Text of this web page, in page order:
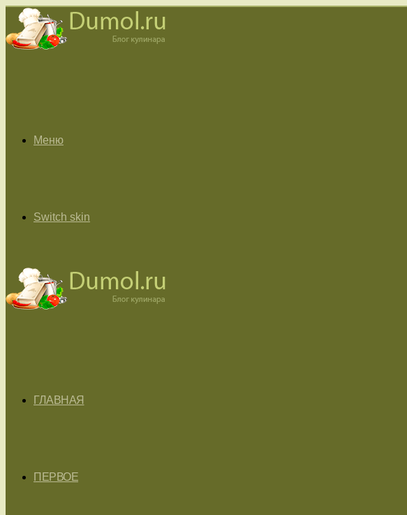
Меню
Switch skin
ГЛАВНАЯ
ПЕРВОЕ